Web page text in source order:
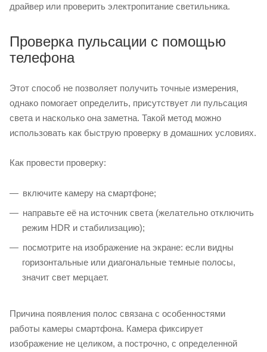
драйвер или проверить электропитание светильника.
Проверка пульсации с помощью
телефона
Этот способ не позволяет получить точные измерения,
однако помогает определить, присутствует ли пульсация
света и насколько она заметна. Такой метод можно
использовать как быструю проверку в домашних условиях.
Как провести проверку:
включите камеру на смартфоне;
направьте её на источник света (желательно отключить
режим HDR и стабилизацию);
посмотрите на изображение на экране: если видны
горизонтальные или диагональные темные полосы,
значит свет мерцает.
Причина появления полос связана с особенностями
работы камеры смартфона. Камера фиксирует
изображение не целиком, а построчно, с определенной